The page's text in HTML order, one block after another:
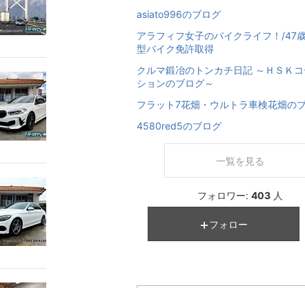
asiato996のブログ
アラフィフ女子のバイクライフ！/47
型バイク免許取得
クルマ鍛冶のトンカチ日記 ～ＨＳＫ
ションのブログ～
フラット7花畑・ウルトラ車検花畑の
4580red5のブログ
一覧を見る
フォロワー: 403 人
フォロー